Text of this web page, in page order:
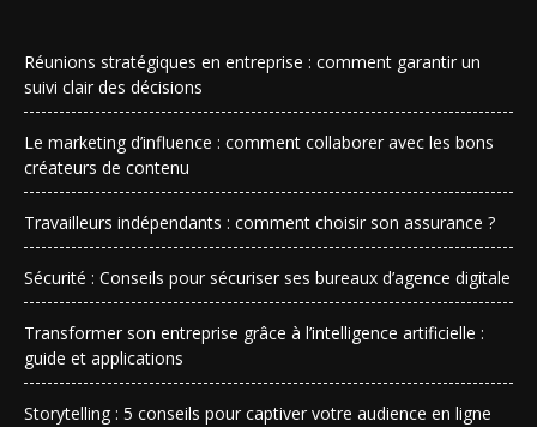
Réunions stratégiques en entreprise : comment garantir un
suivi clair des décisions
Le marketing d’influence : comment collaborer avec les bons
créateurs de contenu
Travailleurs indépendants : comment choisir son assurance ?
Sécurité : Conseils pour sécuriser ses bureaux d’agence digitale
Transformer son entreprise grâce à l’intelligence artificielle :
guide et applications
Storytelling : 5 conseils pour captiver votre audience en ligne